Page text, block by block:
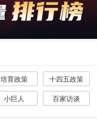
培育政策
十四五政策
小巨人 百家访谈